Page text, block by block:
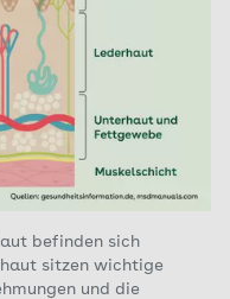
befinden sich
sitzen wichtige
und die